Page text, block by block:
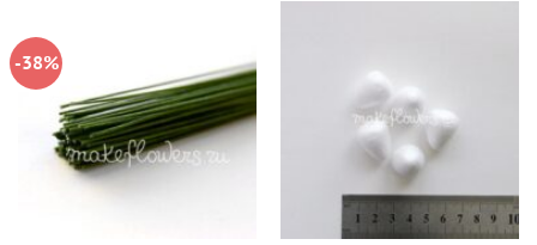
-38%